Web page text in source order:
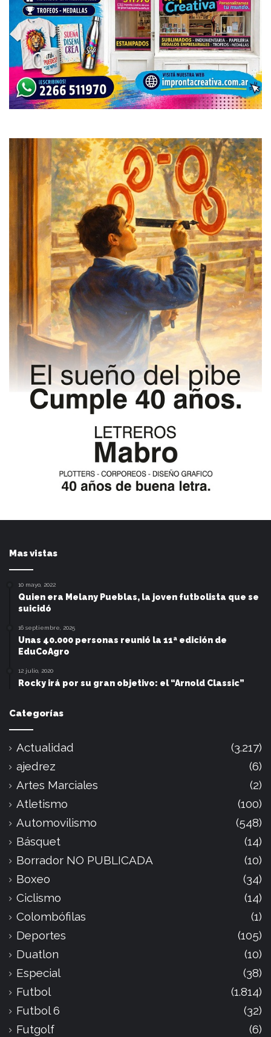
Mas vistas
10 mayo, 2022
Quien era Melany Pueblas, la joven futbolista que se
suicidó
16 septiembre, 2025
Unas 40.000 personas reunió la 11ª edición de
EduCoAgro
12 julio, 2020
Rocky irá por su gran objetivo: el “Arnold Classic”
Categorías
Actualidad
(3.217)
ajedrez
(6)
Artes Marciales
(2)
Atletismo
(100)
Automovilismo
(548)
Básquet
(14)
Borrador NO PUBLICADA
(10)
Boxeo
(34)
Ciclismo
(14)
Colombófilas
(1)
Deportes
(105)
Duatlon
(10)
Especial
(38)
Futbol
(1.814)
Futbol 6
(32)
Futgolf
(6)